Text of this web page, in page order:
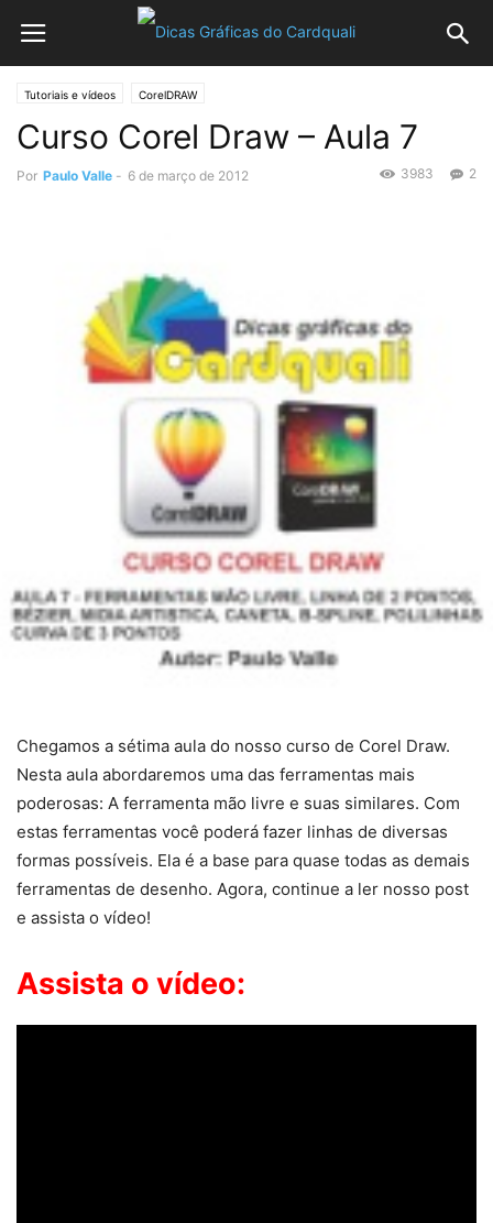
Tutoriais e vídeos CorelDRAW
Curso Corel Draw – Aula 7
Por Paulo Valle - 6 de março de 2012 2
3983
Chegamos a sétima aula do nosso curso de Corel Draw.
Nesta aula abordaremos uma das ferramentas mais
poderosas: A ferramenta mão livre e suas similares. Com
estas ferramentas você poderá fazer linhas de diversas
formas possíveis. Ela é a base para quase todas as demais
ferramentas de desenho. Agora, continue a ler nosso post
e assista o vídeo!
Assista o vídeo: